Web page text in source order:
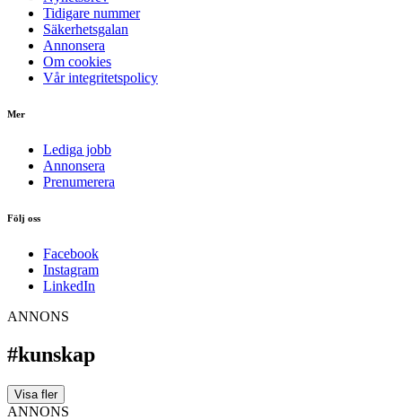
Tidigare nummer
Säkerhetsgalan
Annonsera
Om cookies
Vår integritetspolicy
Mer
Lediga jobb
Annonsera
Prenumerera
Följ oss
Facebook
Instagram
LinkedIn
ANNONS
#kunskap
Visa fler
ANNONS